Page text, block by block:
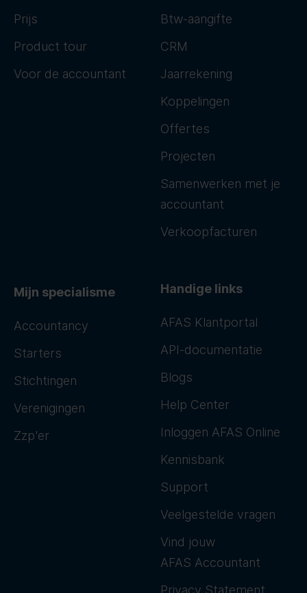
Prijs
Product tour
Voor de accountant
Btw-aangifte
CRM
Jaarrekening
Koppelingen
Offertes
Projecten
Samenwerken met je
accountant
Verkoopfacturen
Mijn specialisme
Accountancy
Starters
Stichtingen
Verenigingen
Zzp'er
Handige links
AFAS Klantportal
API-documentatie
Blogs
Help Center
Inloggen AFAS Online
Kennisbank
Support
Veelgestelde vragen
Vind jouw
AFAS Accountant
Privacy Statement